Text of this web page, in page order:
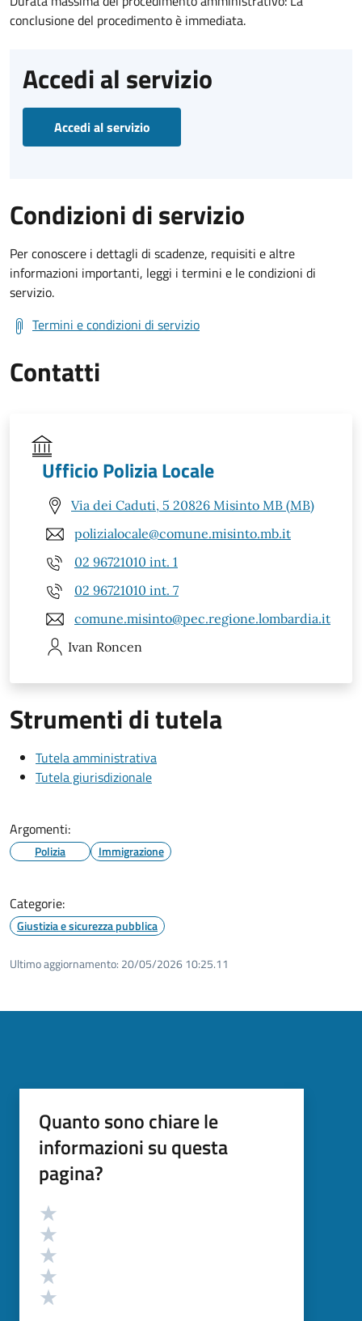
conclusione del procedimento è immediata.
Accedi al servizio
Accedi al servizio
Condizioni di servizio
Per conoscere i dettagli di scadenze, requisiti e altre
informazioni importanti, leggi i termini e le condizioni di
servizio.
Termini e condizioni di servizio
Contatti
Ufficio Polizia Locale
Via dei Caduti, 5 20826 Misinto MB (MB)
polizialocale@comune.misinto.mb.it
02 96721010 int. 1
02 96721010 int. 7
comune.misinto@pec.regione.lombardia.it
Ivan Roncen
Strumenti di tutela
Tutela amministrativa
Tutela giurisdizionale
Argomenti:
Polizia Immigrazione
Categorie:
Giustizia e sicurezza pubblica
Ultimo aggiornamento: 20/05/2026 10:25.11
Quanto sono chiare le
informazioni su questa
pagina?
Valutazione